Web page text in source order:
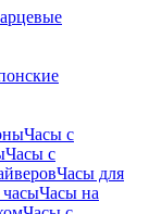
Часы с
Часы с
Часы для
Часы на